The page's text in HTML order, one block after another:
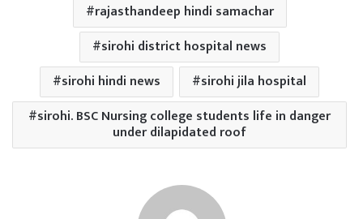
rajasthandeep hindi samachar
sirohi district hospital news
sirohi hindi news
sirohi jila hospital
sirohi. BSC Nursing college students life in danger
under dilapidated roof